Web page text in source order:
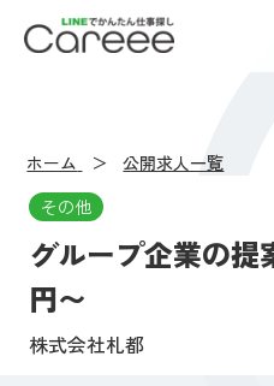
LINEで
ホーム
公開求人一覧
その他
グループ企業の提
円〜
株式会社札都